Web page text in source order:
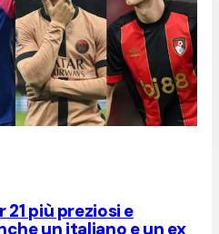
21 più preziosi e
un italiano e un ex